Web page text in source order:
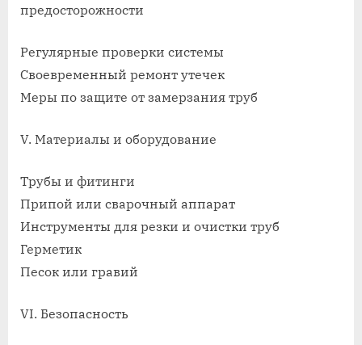
предосторожности
Регулярные проверки системы
Своевременный ремонт утечек
Меры по защите от замерзания труб
V. Материалы и оборудование
Трубы и фитинги
Припой или сварочный аппарат
Инструменты для резки и очистки труб
Герметик
Песок или гравий
VI. Безопасность